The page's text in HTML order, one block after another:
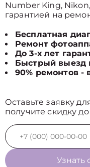
Number King,
гарантией на
Бесплатная
Ремонт
До 3-х лет
Быстрый выезд
90% ремонтов -
Оставьте заявку
получите скидку до
Узнать